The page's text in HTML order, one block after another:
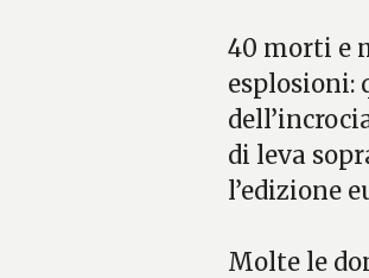
40 morti e
esplosioni:
di leva
l’edizione
Molte le